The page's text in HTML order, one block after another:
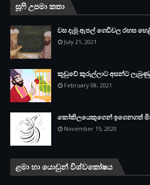
සූෆි උපමා කතා
වස දැමූ ඇපල් ගෙඩිවල රහස
July 21, 2021
කූඩුවේ කුරුල්ලාට අසන්ට ලැබුණු
February 08, 2021
කෝකිලයෙකුගෙන් ඉගෙනගත්
November 15, 2020
ළමා හා යොවුන් විශ්වකෝෂය